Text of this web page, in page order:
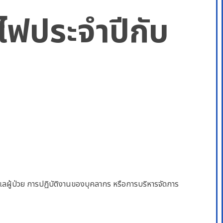
ประจำปีกับ
ป่วย การปฏิบัติงานของบุคลากร หรือการบริหารจัดการ